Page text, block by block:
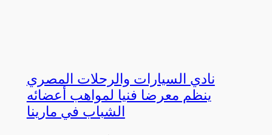
نادي السيارات والرحلات المصري
ينظم معرضا فنيا لمواهب أعضائه
الشباب في مارينا